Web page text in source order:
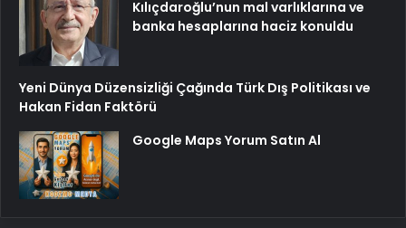
Kılıçdaroğlu’nun mal varlıklarına ve
banka hesaplarına haciz konuldu
Yeni Dünya Düzensizliği Çağında Türk Dış Politikası ve
Hakan Fidan Faktörü
Google Maps Yorum Satın Al